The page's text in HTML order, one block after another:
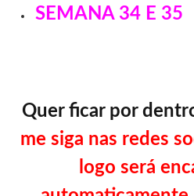
SEMANA 34 E 35
Quer ficar por
me siga nas redes
logo será